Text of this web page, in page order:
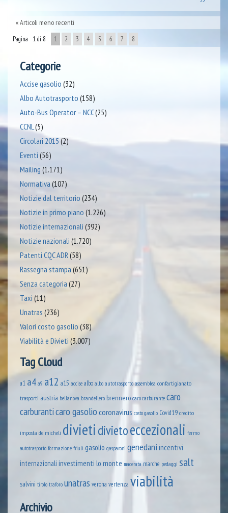
Articoli meno recenti
Pagina 1 di 8 1 2 3 4 5 6 7 8
Categorie
Accise gasolio (32)
Albo Autotrasporto (158)
Auto-Bus Operator – NCC(25)
CCNL(5)
Circolari 2015(2)
Eventi (56)
Mailing (1.171)
Normativa(107)
Notizie dal territorio (234)
Notizie in primo piano (1.226)
Notizie internazionali (392)
Notizie nazionali (1.720)
Patenti CQC ADR(58)
Rassegna stampa (651)
Senza categoria (27)
Taxi (11)
Unatras (236)
Valori costo gasolio (38)
Viabilità e Divieti (3.007)
Tag Cloud
a1 a4 a9 a12 a15 accise albo albo autotrasporto assemblea confartigianato
trasporti austria bellanova brandellero brennero caro carburante caro
carburanticaro gasoliocoronavirus costo gasolio Covid19credito
imposta de micheli divietidivietoeccezionali fermo
autotrasporto formazione friuli gasolio gasparoni genedani incentivi
internazionali investimenti lo monte macerata marche pedaggi salt
salvini tirolo traforo unatras verona vertenza viabilità
Archivio